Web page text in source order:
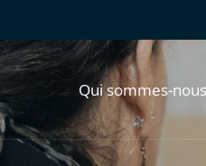
Qui sommes-